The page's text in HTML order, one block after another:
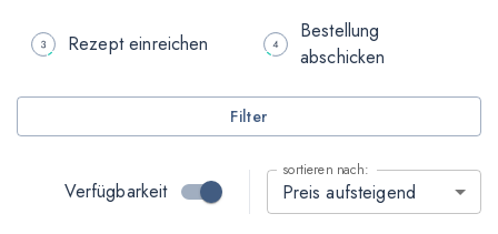
Rezept einreichen
Bestellung
abschicken
Filter
Verfügbarkeit
sortieren nach:
Preis aufsteigend